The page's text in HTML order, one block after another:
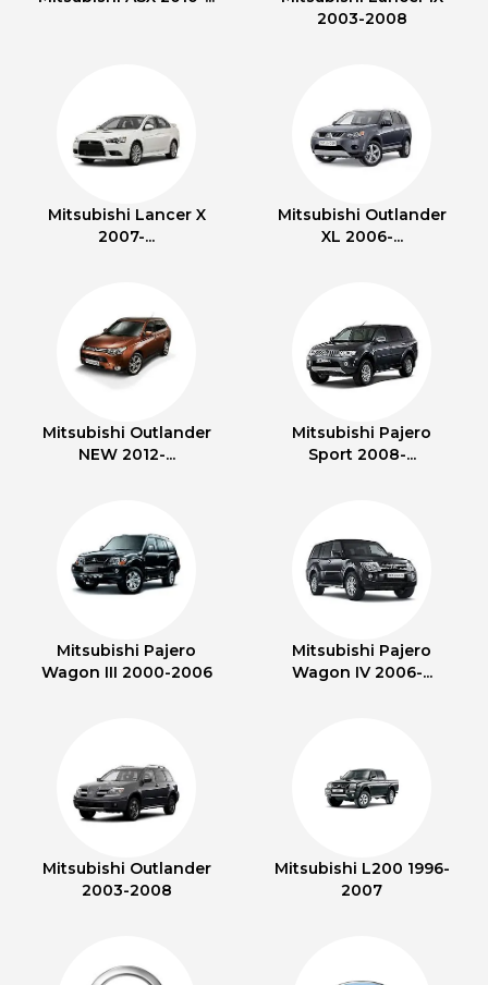
2003-2008
Mitsubishi Lancer X
2007-...
Mitsubishi Outlander
XL 2006-...
Mitsubishi Outlander
NEW 2012-...
Mitsubishi Pajero
Sport 2008-...
Mitsubishi Pajero
Wagon III 2000-2006
Mitsubishi Pajero
Wagon IV 2006-...
Mitsubishi Outlander
2003-2008
Mitsubishi L200 1996-
2007